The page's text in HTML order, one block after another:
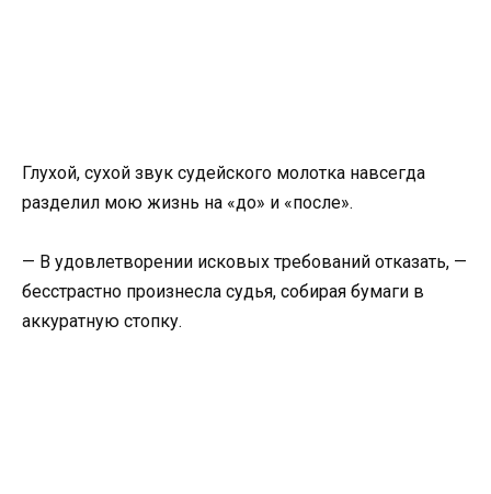
Глухой, сухой звук судейского молотка навсегда
разделил мою жизнь на «до» и «после».
— В удовлетворении исковых требований отказать, —
бесстрастно произнесла судья, собирая бумаги в
аккуратную стопку.